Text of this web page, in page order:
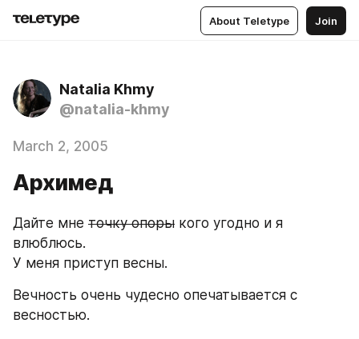
About Teletype Join
Natalia Khmy
@natalia-khmy
March 2, 2005
Архимед
Дайте мне точку опоры кого угодно и я
влюблюсь.
У меня приступ весны.
Вечность очень чудесно опечатывается с
весностью.